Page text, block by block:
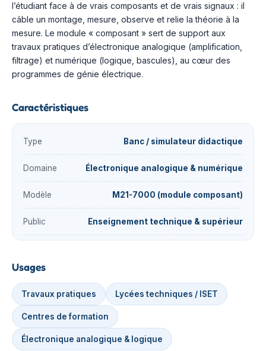
l’étudiant face à de vrais composants et de vrais signaux : il
câble un montage, mesure, observe et relie la théorie à la
mesure. Le module « composant » sert de support aux
travaux pratiques d’électronique analogique (amplification,
filtrage) et numérique (logique, bascules), au cœur des
programmes de génie électrique.
Caractéristiques
Type Banc / simulateur didactique
Domaine Électronique analogique & numérique
Modèle M21-7000 (module composant)
Public Enseignement technique & supérieur
Usages
Travaux pratiques Lycées techniques / ISET
Centres de formation
Électronique analogique & logique